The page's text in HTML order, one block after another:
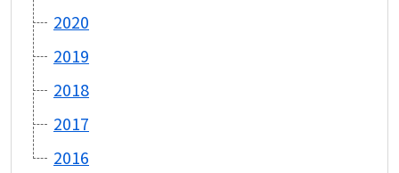
2020
2019
2018
2017
2016